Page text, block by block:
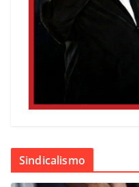
Sindicalismo